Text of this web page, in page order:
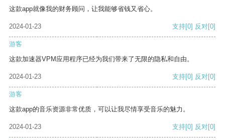
这款app就像我的财务顾问，让我能够省钱又省心。
2024-01-23 支持[0] 反对[0]
游客
这款加速器VPM应用程序已经为我们带来了无限的隐私和自由。
2024-01-23 支持[0] 反对[0]
游客
这款app的音乐资源非常优质，可以让我尽情享受音乐的魅力。
2024-01-23 支持[0] 反对[0]